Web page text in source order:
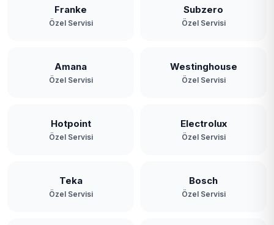
Franke
Özel Servisi
Subzero
Özel Servisi
Amana
Özel Servisi
Westinghouse
Özel Servisi
Hotpoint
Özel Servisi
Electrolux
Özel Servisi
Teka
Özel Servisi
Bosch
Özel Servisi